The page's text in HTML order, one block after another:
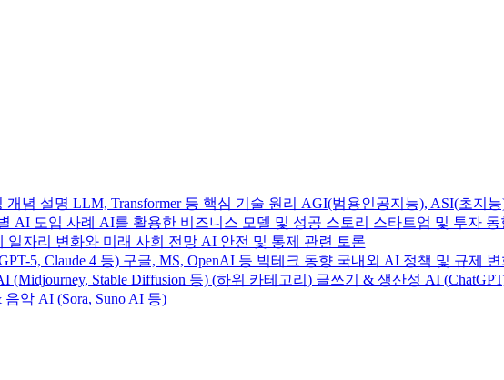
념 설명 LLM, Transformer 등 핵심 기술 원리 AGI(범용인공지능), ASI(초지
AI 도입 사례 AI를 활용한 비즈니스 모델 및 성공 스토리 스타트업 및 투자 동
일자리 변화와 미래 사회 전망 AI 안전 및 통제 관련 토론
5, Claude 4 등) 구글, MS, OpenAI 등 빅테크 동향 국내외 AI 정책 및 규제 변
(Midjourney, Stable Diffusion 등) (하위 카테고리) 글쓰기 & 생산성 AI
악 AI (Sora, Suno AI 등)